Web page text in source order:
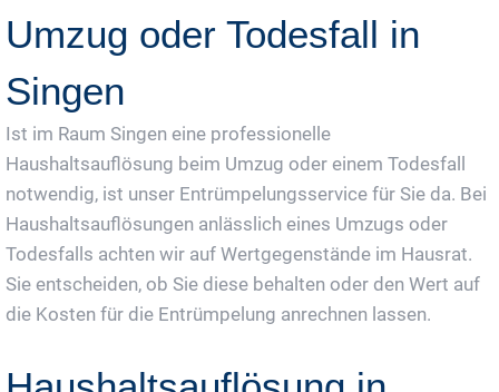
Umzug oder Todesfall in
Singen
Ist im Raum Singen eine professionelle
Haushaltsauflösung beim Umzug oder einem Todesfall
notwendig, ist unser Entrümpelungsservice für Sie da. Bei
Haushaltsauflösungen anlässlich eines Umzugs oder
Todesfalls achten wir auf Wertgegenstände im Hausrat.
Sie entscheiden, ob Sie diese behalten oder den Wert auf
die Kosten für die Entrümpelung anrechnen lassen.